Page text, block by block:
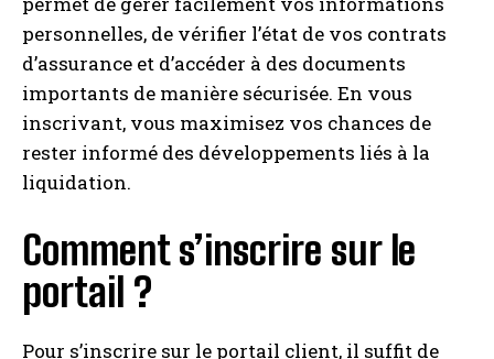
personnelles, de vérifier l’état de vos contrats
d’assurance et d’accéder à des documents
importants de manière sécurisée. En vous
inscrivant, vous maximisez vos chances de
rester informé des développements liés à la
liquidation.
Comment s’inscrire sur le
portail ?
Pour s’inscrire sur le portail client, il suffit de